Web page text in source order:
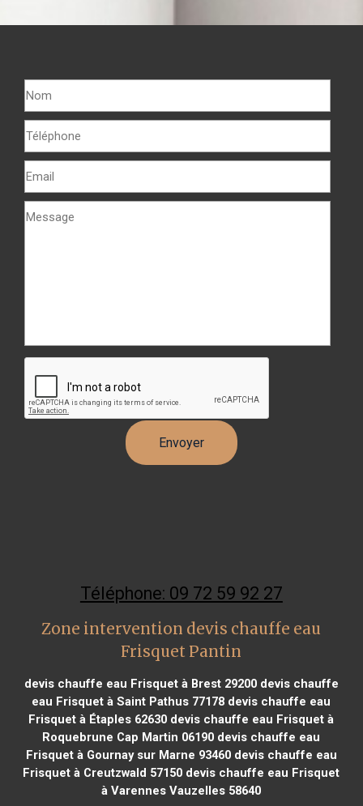
Téléphone: 09 72 59 92 27
Zone intervention devis chauffe eau
Frisquet Pantin
devis chauffe eau Frisquet à Brest 29200devis chauffe
eau Frisquet à Saint Pathus 77178 devis chauffe eau
Frisquet à Étaples 62630 devis chauffe eau Frisquet à
Roquebrune Cap Martin 06190 devis chauffe eau
Frisquet à Gournay sur Marne 93460devis chauffe eau
Frisquet à Creutzwald 57150 devis chauffe eau Frisquet
à Varennes Vauzelles 58640